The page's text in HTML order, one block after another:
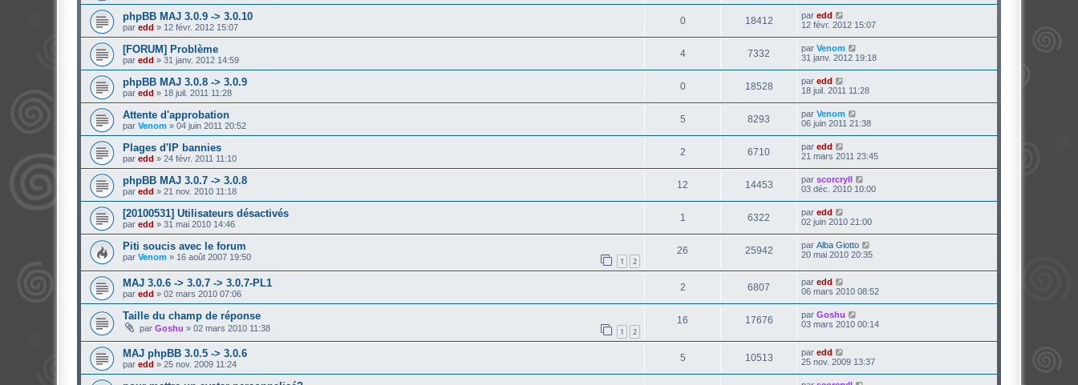
phpBB MAJ 3.0.9 -> 3.0.10
par edd » 12 févr. 2012 15:07
0 18412 par edd
12 févr. 2012 15:07
[FORUM] Problème
par edd » 31 janv. 2012 14:59
4 7332 par Venom
31 janv. 2012 19:18
phpBB MAJ 3.0.8 -> 3.0.9
par edd » 18 juil. 2011 11:28
0 18528 par edd
18 juil. 2011 11:28
Attente d'approbation
par Venom » 04 juin 2011 20:52
5 8293 par Venom
06 juin 2011 21:38
Plages d'IP bannies
par edd » 24 févr. 2011 11:10
2 6710 par edd
21 mars 2011 23:45
phpBB MAJ 3.0.7 -> 3.0.8
par edd » 21 nov. 2010 11:18
12 14453 par scorcryll
03 déc. 2010 10:00
[20100531] Utilisateurs désactivés
par edd » 31 mai 2010 14:46
1 6322 par edd
02 juin 2010 21:00
Piti soucis avec le forum
par Venom » 16 août 2007 19:50 1 2
26 25942 par Alba Giotto
20 mai 2010 20:35
MAJ 3.0.6 -> 3.0.7 -> 3.0.7-PL1
par edd » 02 mars 2010 07:06
2 6807 par edd
06 mars 2010 08:52
Taille du champ de réponse
par Goshu » 02 mars 2010 11:38 1 2
16 17676 par Goshu
03 mars 2010 00:14
MAJ phpBB 3.0.5 -> 3.0.6
par edd » 25 nov. 2009 11:24
5 10513 par edd
25 nov. 2009 13:37